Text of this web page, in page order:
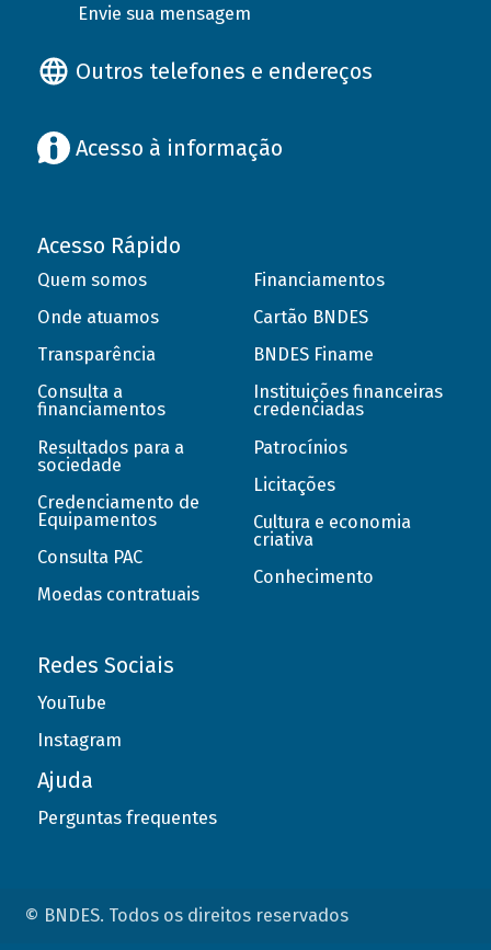
Envie sua mensagem
Outros telefones e endereços
Acesso à informação
Acesso Rápido
Quem somos
Onde atuamos
Transparência
Consulta a
financiamentos
Resultados para a
sociedade
Credenciamento de
Equipamentos
Consulta PAC
Moedas contratuais
Financiamentos
Cartão BNDES
BNDES Finame
Instituições financeiras
credenciadas
Patrocínios
Licitações
Cultura e economia
criativa
Conhecimento
Redes Sociais
YouTube
Instagram
Ajuda
Perguntas frequentes
© BNDES. Todos os direitos reservados